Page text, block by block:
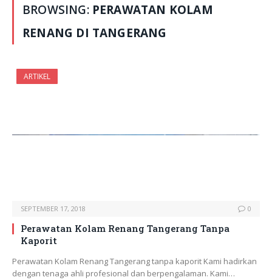
BROWSING: PERAWATAN KOLAM
RENANG DI TANGERANG
ARTIKEL
SEPTEMBER 17, 2018 0
Perawatan Kolam Renang Tangerang Tanpa
Kaporit
Perawatan Kolam Renang Tangerang tanpa kaporit Kami hadirkan
dengan tenaga ahli profesional dan berpengalaman. Kami…